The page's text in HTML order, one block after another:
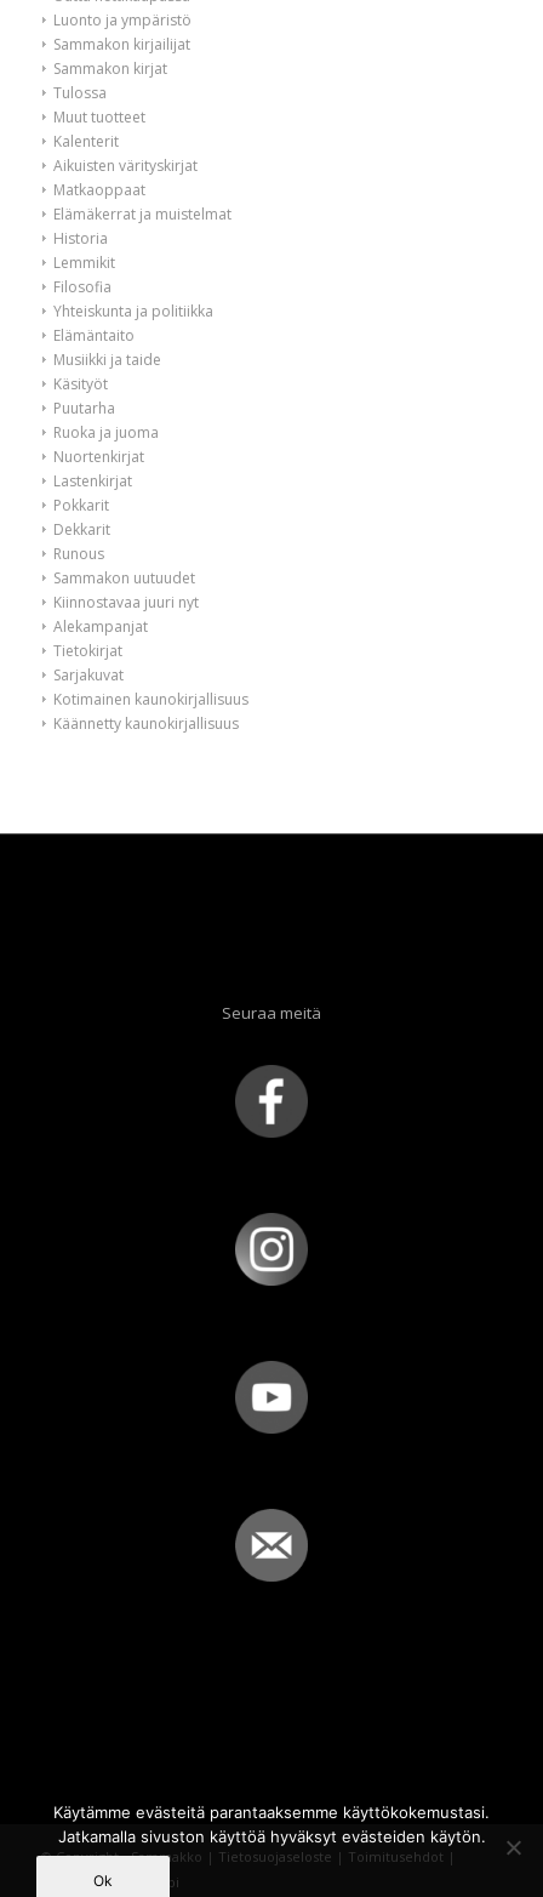
Luonto ja ympäristö
Sammakon kirjailijat
Sammakon kirjat
Tulossa
Muut tuotteet
Kalenterit
Aikuisten värityskirjat
Matkaoppaat
Elämäkerrat ja muistelmat
Historia
Lemmikit
Filosofia
Yhteiskunta ja politiikka
Elämäntaito
Musiikki ja taide
Käsityöt
Puutarha
Ruoka ja juoma
Nuortenkirjat
Lastenkirjat
Pokkarit
Dekkarit
Runous
Sammakon uutuudet
Kiinnostavaa juuri nyt
Alekampanjat
Tietokirjat
Sarjakuvat
Kotimainen kaunokirjallisuus
Käännetty kaunokirjallisuus
Seuraa meitä
© Copyright - Sammakko | Tietosuojaseloste | Toimitusehdot |
Powered by
iQWebbi
Käytämme evästeitä parantaaksemme käyttökokemustasi.
Jatkamalla sivuston käyttöä hyväksyt evästeiden käytön.
Ok